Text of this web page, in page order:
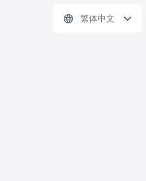
繁体中文